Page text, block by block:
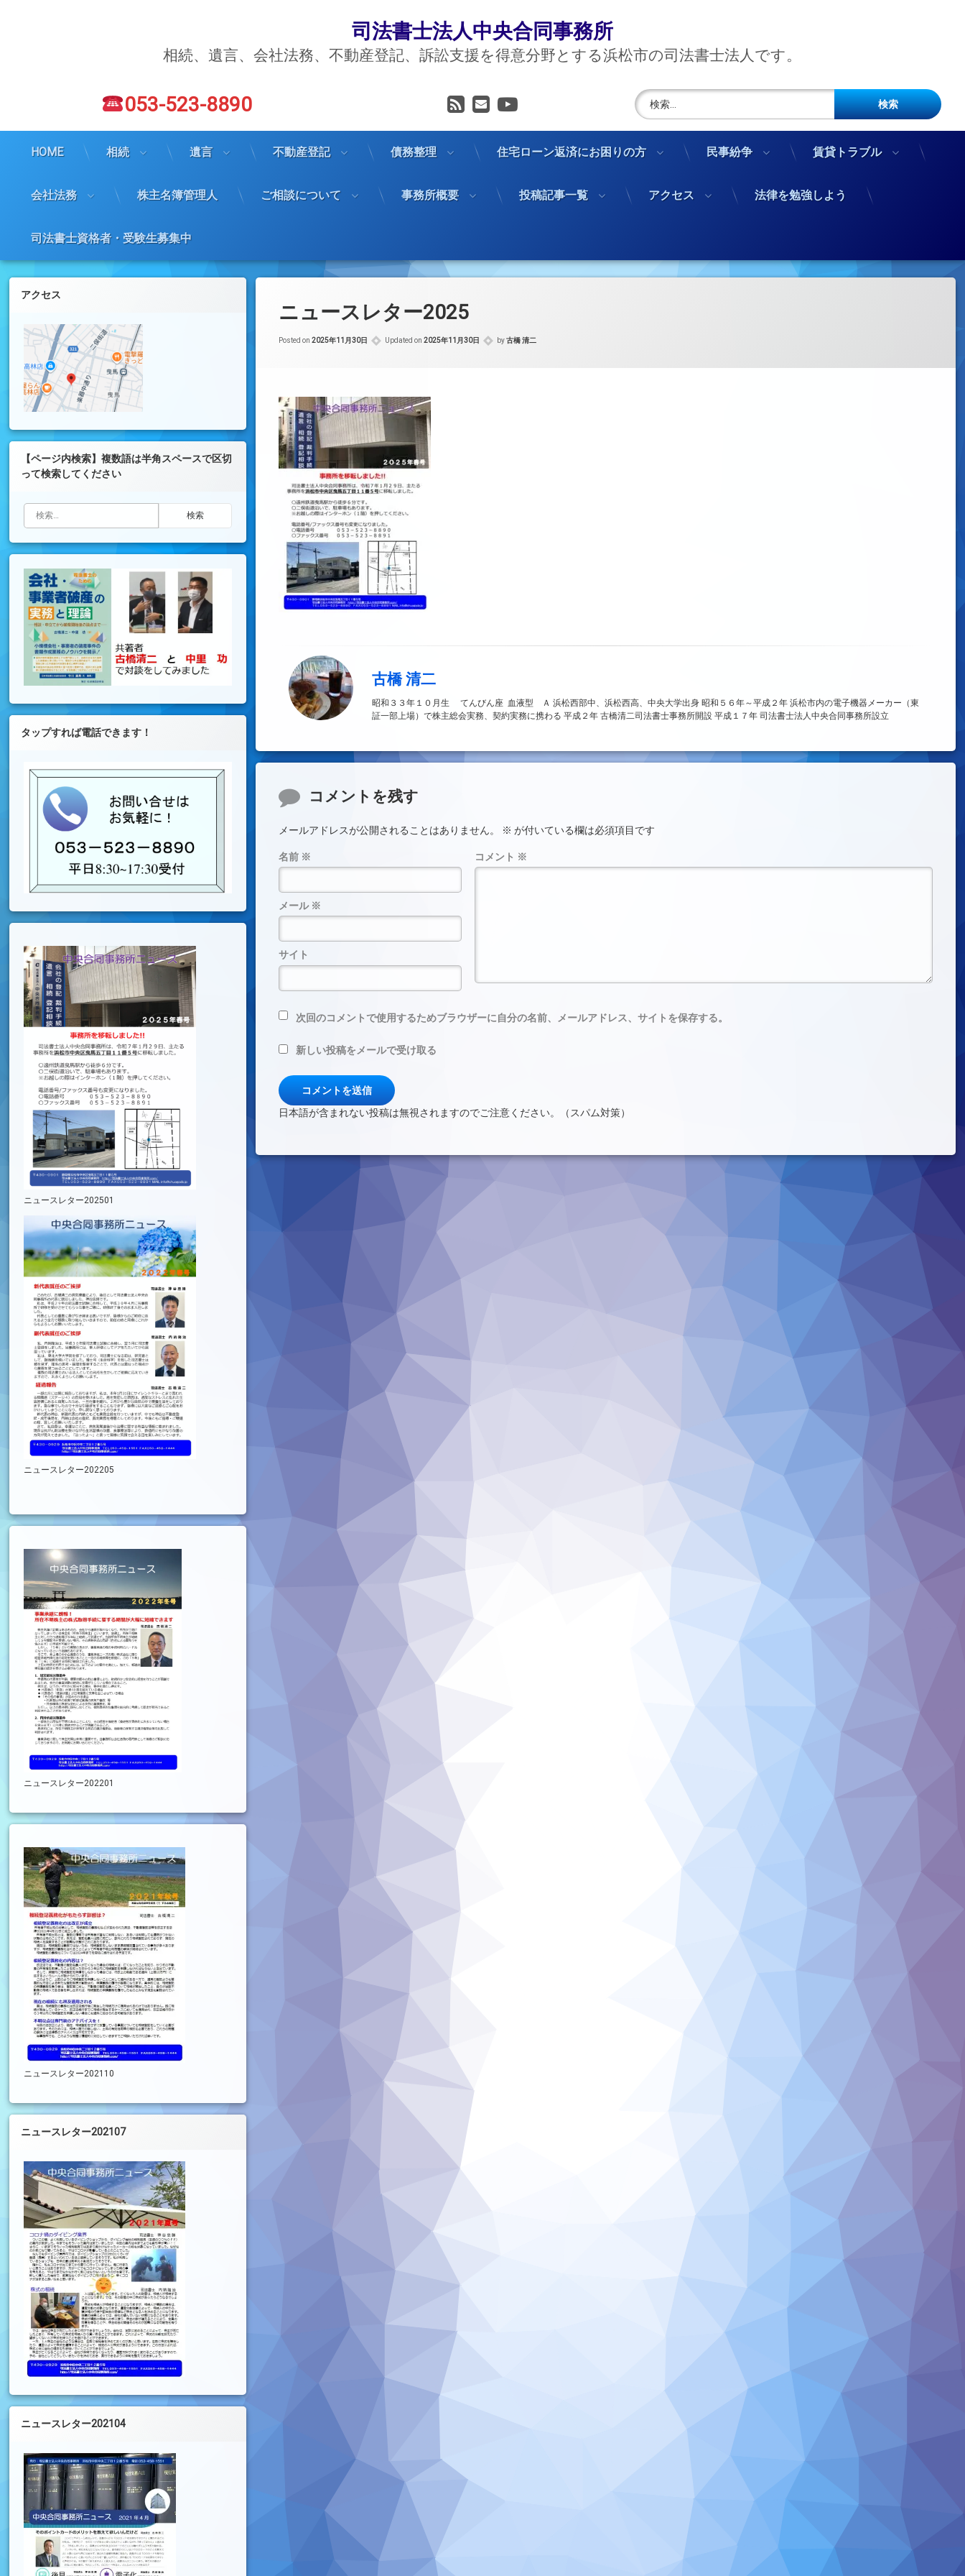
司法書士法人中央合同事務所
相続、遺言、会社法務、不動産登記、訴訟支援を得意分野とする浜松市の司法書士法人です。
電話番号:
053-523-8890 RSSメールアドレス
YouTube 検索:
HOME 相続 遺言 不動産登記 債務整理 住宅ローン返済にお困りの方 民事紛争 賃貸トラブル
会社法務 株主名簿管理人 ご相談について 事務所概要 投稿記事一覧 アクセス 法律を勉強しよう
司法書士資格者・受験生募集中
ニュースレター2025
Posted on 2025年11月30日 Updated on 2025年11月30日 by古橋 清二
古橋 清二
昭和３３年１０月生 てんびん座 血液型 Ａ 浜松西部中、浜松西高、中央大学出身 昭和５６年～平成２年 浜松市内の電子機器メーカー（東
証一部上場）で株主総会実務、契約実務に携わる 平成２年 古橋清二司法書士事務所開設 平成１７年 司法書士法人中央合同事務所設立
コメントコメントを残す
メールアドレスが公開されることはありません。 ※ が付いている欄は必須項目です
コメント ※
名前 ※
メール ※
サイト
次回のコメントで使用するためブラウザーに自分の名前、メールアドレス、サイトを保存する。
新しい投稿をメールで受け取る
日本語が含まれない投稿は無視されますのでご注意ください。（スパム対策）
左サイドバー
アクセス
【ページ内検索】複数語は半角スペースで区切
って検索してください
検索:
タップすれば電話できます！
ニュースレター202501
ニュースレター202205
ニュースレター202201
ニュースレター202110
ニュースレター202107
ニュースレター202104